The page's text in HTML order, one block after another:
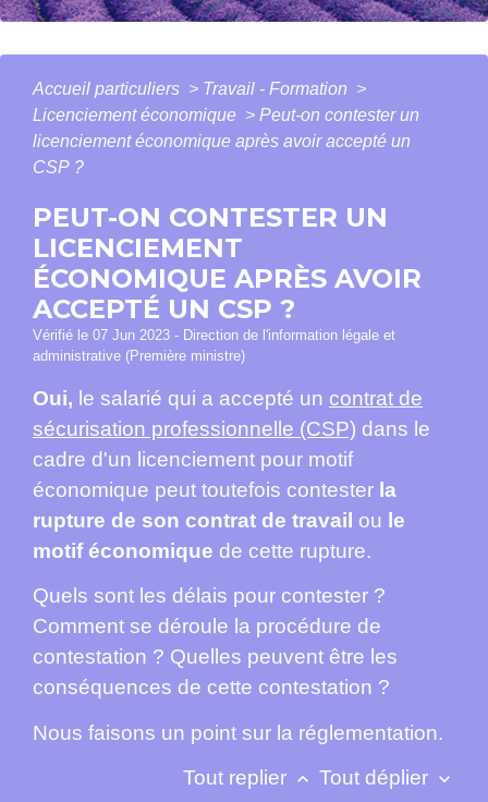
Accueil particuliers > Travail - Formation >
Licenciement économique > Peut-on contester un
licenciement économique après avoir accepté un
CSP ?
PEUT-ON CONTESTER UN
LICENCIEMENT
ÉCONOMIQUE APRÈS AVOIR
ACCEPTÉ UN CSP ?
Vérifié le 07 Jun 2023 - Direction de l'information légale et
administrative (Première ministre)
Oui, le salarié qui a accepté un contrat de
sécurisation professionnelle (CSP) dans le
cadre d'un licenciement pour motif
économique peut toutefois contester la
rupture de son contrat de travail ou le
motif économique de cette rupture.
Quels sont les délais pour contester ?
Comment se déroule la procédure de
contestation ? Quelles peuvent être les
conséquences de cette contestation ?
Nous faisons un point sur la réglementation.
Tout replier keyboard_arrow_up Tout déplier keyboard_arrow_down